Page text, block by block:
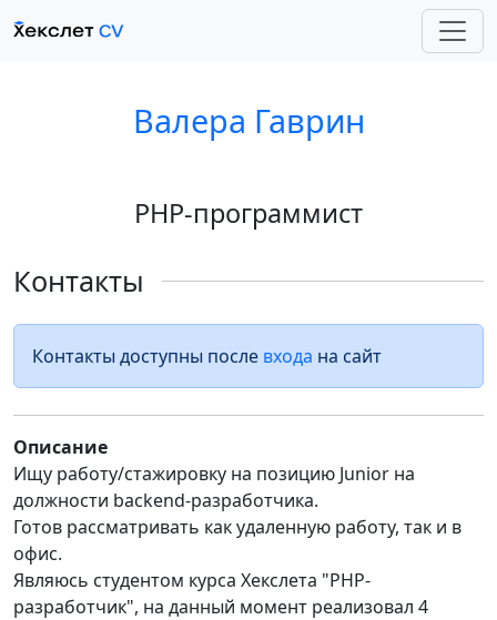
Валера Гаврин
PHP-программист
Контакты
Контакты доступны после входа на сайт
Описание
Ищу работу/стажировку на позицию Junior на
должности backend-разработчика.
Готов рассматривать как удаленную работу, так и в
офис.
Являюсь студентом курса Хекслета "PHP-
разработчик", на данный момент реализовал 4